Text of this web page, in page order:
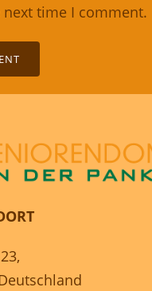
time I comment.